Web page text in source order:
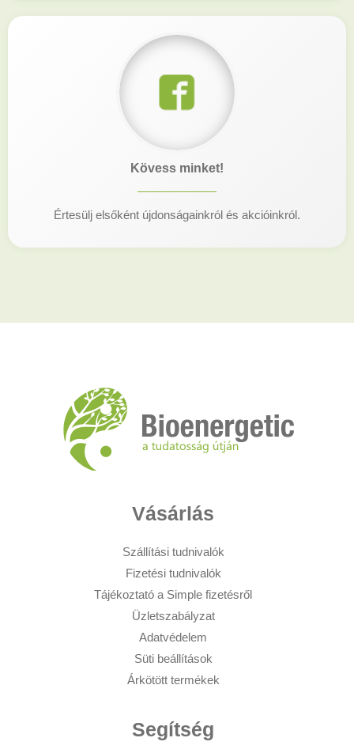
Kövess minket!
Értesülj elsőként újdonságainkról és akcióinkról.
Vásárlás
Szállítási tudnivalók
Fizetési tudnivalók
Tájékoztató a Simple fizetésről
Üzletszabályzat
Adatvédelem
Süti beállítások
Árkötött termékek
Segítség